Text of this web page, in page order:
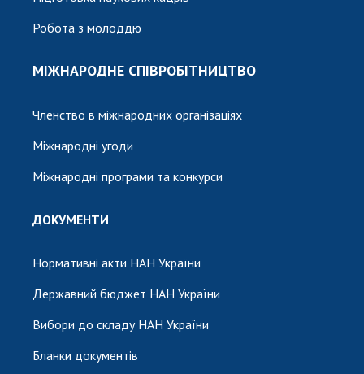
Робота з молоддю
МІЖНАРОДНЕ СПІВРОБІТНИЦТВО
Членство в міжнародних організаціях
Міжнародні угоди
Міжнародні програми та конкурси
ДОКУМЕНТИ
Нормативні акти НАН України
Державний бюджет НАН України
Вибори до складу НАН України
Бланки документів